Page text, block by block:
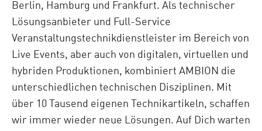
Berlin, Hamburg und Frankfurt. Als technischer
Lösungsanbieter und Full-Service
Veranstaltungstechnikdienstleister im Bereich von
Live Events, aber auch von digitalen, virtuellen und
hybriden Produktionen, kombiniert AMBION die
unterschiedlichen technischen Disziplinen. Mit
über 10 Tausend eigenen Technikartikeln, schaffen
wir immer wieder neue Lösungen. Auf Dich warten